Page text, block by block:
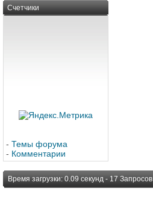
Счетчики
- Темы форума
- Комментарии
Время загрузки: 0.09 секунд - 17 Запросов